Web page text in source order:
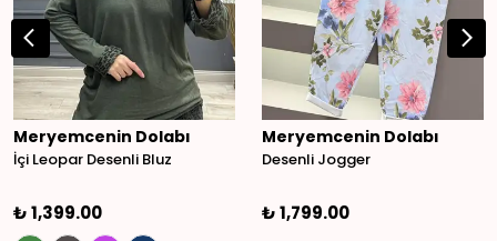
Meryemcenin Dolabı
İçi Leopar Desenli Bluz
₺ 1,399.00
Meryemcenin Dolabı
Desenli Jogger
₺ 1,799.00